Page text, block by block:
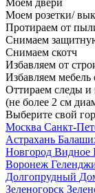
Моем двери
Моем розетки/
Протираем от
Снимаем
Снимаем скотч
Избавляем от
Избавляем мебель
Оттираем следы и
(не более 2 см
Выберите свой
Москва Санкт-
Астрахань
Новгород Видное
Воронеж
Долгопрудный
Зеленогорск